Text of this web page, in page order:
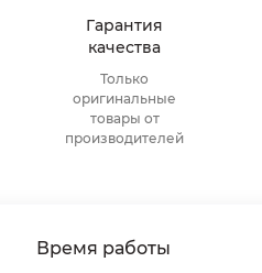
Гарантия
качества
Только
оригинальные
товары от
производителей
Время работы